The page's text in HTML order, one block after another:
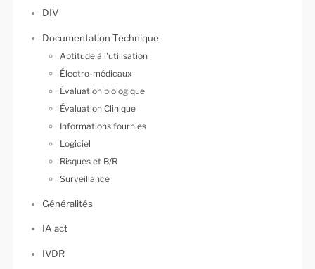
DIV
Documentation Technique
Aptitude à l'utilisation
Électro-médicaux
Évaluation biologique
Évaluation Clinique
Informations fournies
Logiciel
Risques et B/R
Surveillance
Généralités
IA act
IVDR